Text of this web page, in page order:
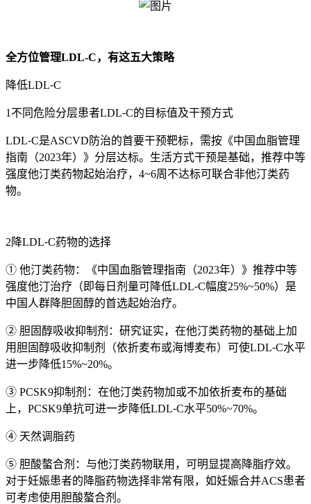
全方位管理LDL-C，有这五大策略
降低LDL⁃C
1不同危险分层患者LDL⁃C的目标值及干预方式
LDL⁃C是ASCVD防治的首要干预靶标，需按《中国血脂管理
指南（2023年）》分层达标。生活方式干预是基础，推荐中等
强度他汀类药物起始治疗，4~6周不达标可联合非他汀类药
物。
2降LDL⁃C药物的选择
① 他汀类药物：《中国血脂管理指南（2023年）》推荐中等
强度他汀治疗（即每日剂量可降低LDL⁃C幅度25%~50%）是
中国人群降胆固醇的首选起始治疗。
② 胆固醇吸收抑制剂：研究证实，在他汀类药物的基础上加
用胆固醇吸收抑制剂（依折麦布或海博麦布）可使LDL⁃C水平
进一步降低15%~20%。
③ PCSK9抑制剂：在他汀类药物加或不加依折麦布的基础
上，PCSK9单抗可进一步降低LDL⁃C水平50%~70%。
④ 天然调脂药
⑤ 胆酸螯合剂：与他汀类药物联用，可明显提高降脂疗效。
对于妊娠患者的降脂药物选择非常有限，如妊娠合并ACS患者
可考虑使用胆酸螯合剂。